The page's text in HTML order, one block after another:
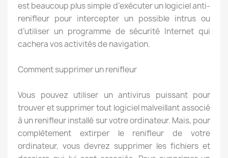
est beaucoup plus simple d’exécuter un logiciel anti-
renifleur pour intercepter un possible intrus ou
d’utiliser un programme de sécurité Internet qui
cachera vos activités de navigation.
Comment supprimer un renifleur
Vous pouvez utiliser un antivirus puissant pour
trouver et supprimer tout logiciel malveillant associé
à un renifleur installé sur votre ordinateur. Mais, pour
complètement extirper le renifleur de votre
ordinateur, vous devrez supprimer les fichiers et